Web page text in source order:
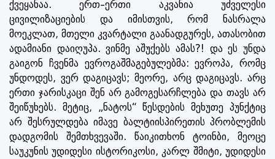
ქვეყანაა. ერთ–ერთი აკვანია უძველესი
ცივილიზაციების და იმისთვის, რომ ნასრალა
მოეკლათ, მთელი კვარტალი გაანადგურეს, ათასობით
ადამიანი დაიღუპა. ვინმე აშუქებს ამას?! და ეს უნდა
გაიგონ ჩვენმა ევროგაშმაგებულებმა: ევროპა, რომც
უნდოდეს, ვერ დაგიცავს; მეორე, არც დაგიცავს. არც
ერთი ჯარისკაცი შენ არ გამოგესარჩლება და თავს არ
შეიწუხებს. მეტიც, „ნატოს“ წესდების მეხუთე პუნქტიც
არ შესრულდება იმავე ბალტიისპირეთის პრობლემის
დადგომის შემთხვევაში. წაიკითხონ ტოინბი, მეოცე
საუკუნის უდიდესი ისტორიკოსი, კარლ შმიტი, უდიდესი